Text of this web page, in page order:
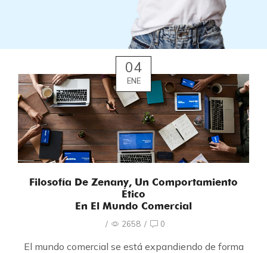
04
ENE
Filosofía De Zenany, Un Comportamiento
Ético
En El Mundo Comercial
/ 2658 / 0
El mundo comercial se está expandiendo de forma